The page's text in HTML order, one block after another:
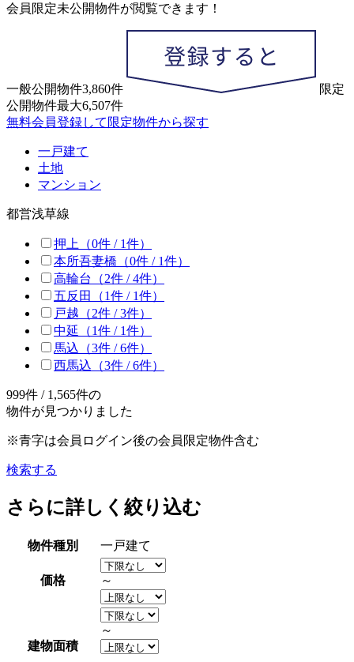
会員限定未公開物件が閲覧できます！
一般公開物件3,860件
限定
公開物件最大6,507件
無料会員登録して限定物件から探す
一戸建て
土地
マンション
都営浅草線
押上 （0件 / 1件）
本所吾妻橋 （0件 / 1件）
高輪台
（2件 /4件）
五反田
（1件 / 1件）
戸越 （2件 /3件）
中延 （1件 / 1件）
馬込 （3件 /6件）
西馬込 （3件 /6件）
999件 / 1,565件の
物件が見つかりました
※青字は会員ログイン後の会員限定物件含む
検索する
さらに詳しく絞り込む
物件種別 一戸建て
価格 ～
建物面積
～